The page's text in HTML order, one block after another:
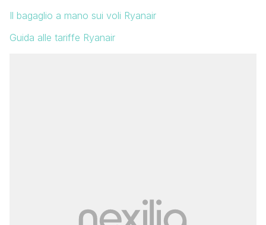
Il bagaglio a mano sui voli Ryanair
Guida alle tariffe Ryanair